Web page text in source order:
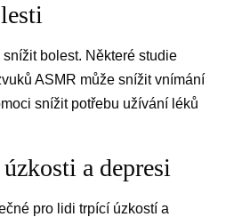
bolest. Některé studie
ASMR může snížit vnímání
snížit potřebu užívání léků
a depresi
pro lidi trpící úzkostí a